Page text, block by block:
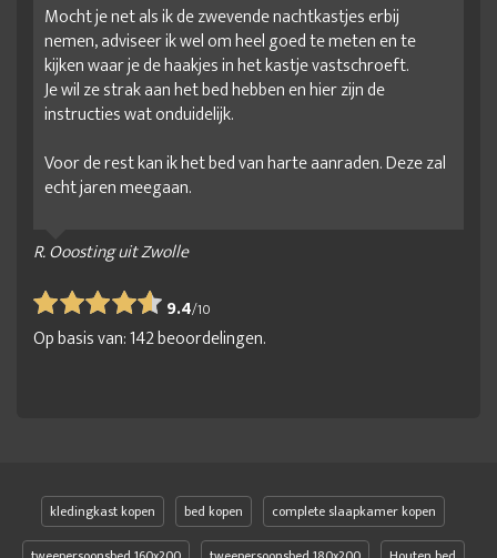
Mocht je net als ik de zwevende nachtkastjes erbij
nemen, adviseer ik wel om heel goed te meten en te
kijken waar je de haakjes in het kastje vastschroeft.
Je wil ze strak aan het bed hebben en hier zijn de
instructies wat onduidelijk.
Voor de rest kan ik het bed van harte aanraden. Deze zal
echt jaren meegaan.
R. Ooosting uit Zwolle
9.4/10
Op basis van:142beoordelingen.
kledingkast kopen bed kopen
complete slaapkamer kopen